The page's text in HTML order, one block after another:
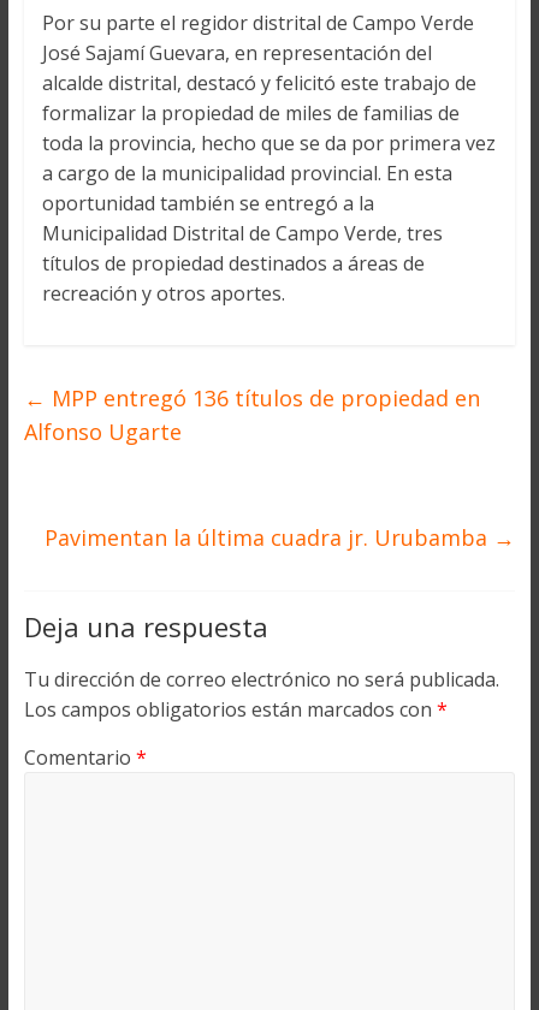
Por su parte el regidor distrital de Campo Verde
José Sajamí Guevara, en representación del
alcalde distrital, destacó y felicitó este trabajo de
formalizar la propiedad de miles de familias de
toda la provincia, hecho que se da por primera vez
a cargo de la municipalidad provincial. En esta
oportunidad también se entregó a la
Municipalidad Distrital de Campo Verde, tres
títulos de propiedad destinados a áreas de
recreación y otros aportes.
← MPP entregó 136 títulos de propiedad en
Alfonso Ugarte
Pavimentan la última cuadra jr. Urubamba →
Deja una respuesta
Tu dirección de correo electrónico no será publicada.
Los campos obligatorios están marcados con *
Comentario *